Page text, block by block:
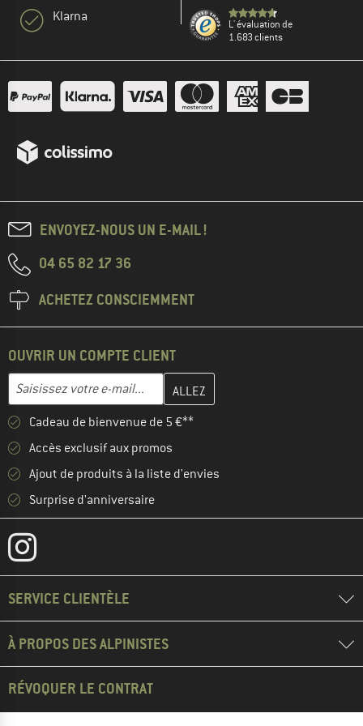
Klarna
L' évaluation de
1.683 clients
ENVOYEZ-NOUS UN E-MAIL !
04 65 82 17 36
ACHETEZ CONSCIEMMENT
OUVRIR UN COMPTE CLIENT
Adresse e-mail
Entrez votre adresse e-mail ici et créez votre compte client à la
Cadeau de bienvenue de 5 €**
Accès exclusif aux promos
Ajout de produits à la liste d'envies
Surprise d'anniversaire
SERVICE CLIENTÈLE
À PROPOS DES ALPINISTES
RÉVOQUER LE CONTRAT